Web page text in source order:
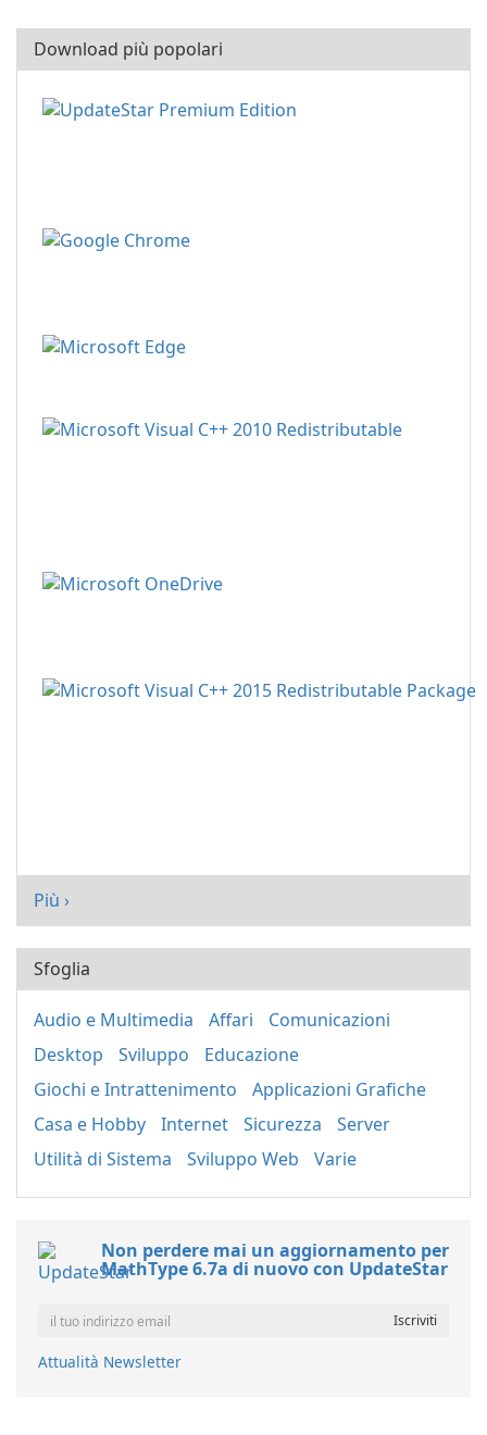
Download più popolari
Più ›
Sfoglia
Audio e Multimedia Affari
Comunicazioni
Desktop
Sviluppo
Educazione
Giochi e Intrattenimento
Applicazioni Grafiche
Casa e Hobby
Internet Sicurezza
Server
Utilità di Sistema
Sviluppo Web Varie
Non perdere mai un aggiornamento per
MathType 6.7a di nuovo con UpdateStar
Attualità Newsletter